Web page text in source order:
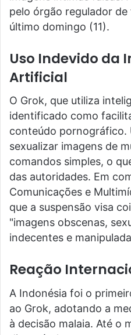
pelo órgão regulador
último domingo (11).
Uso Indevido da
Artificial
O Grok, que utiliza
identificado como
conteúdo pornográfico.
sexualizar imagens de
comandos simples, o
das autoridades. Em
Comunicações e
que a suspensão visa
"imagens obscenas,
indecentes e
Reação
A Indonésia foi o
ao Grok, adotando a
à decisão malaia. Até o